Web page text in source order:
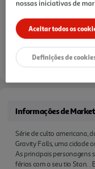
Informações de
Série de culto americana,
Gravity Falls, uma cidade
As principais personagens
férias com o seu tio Stan. .
nossas iniciativas de
Aceitar todos os
Definições de